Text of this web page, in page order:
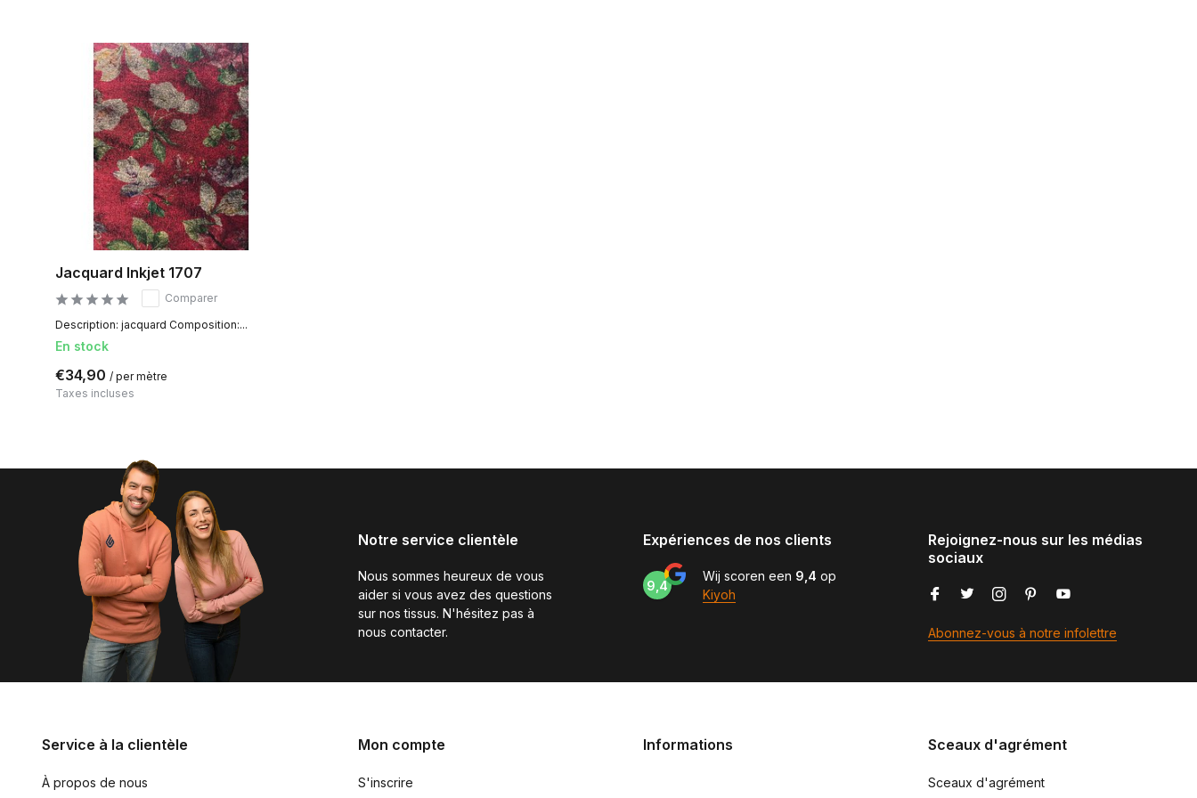
Jacquard Inkjet 1707
Comparer
Description: jacquard Composition:...
En stock
€34,90 / per mètre
Taxes incluses
Notre service clientèle
Nous sommes heureux de vous
aider si vous avez des questions
sur nos tissus. N'hésitez pas à
nous contacter.
Expériences de nos clients
9,4
Wij scoren een 9,4 op
Kiyoh
Rejoignez-nous sur les médias
sociaux
Abonnez-vous à notre infolettre
Service à la clientèle
À propos de nous
Mon compte
S'inscrire
Informations Sceaux d'agrément
Sceaux d'agrément